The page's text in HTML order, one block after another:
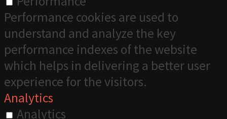
Performance cookies are used to
understand and analyze the key
performance indexes of the website
which helps in delivering a better user
experience for the visitors.
Analytics
Analytics